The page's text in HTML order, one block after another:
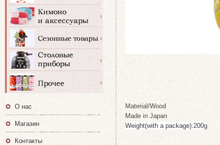
Material/Wood
Made in Japan
Weight(with a package):200g
О нас
Магазин
Контакты